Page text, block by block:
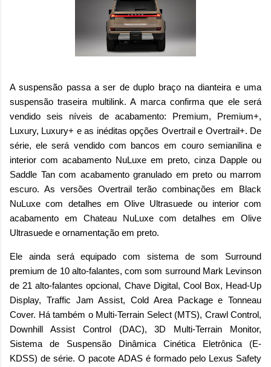
A suspensão passa a ser de duplo braço na dianteira e uma
suspensão traseira multilink. A marca confirma que ele será
vendido seis níveis de acabamento: Premium, Premium+,
Luxury, Luxury+ e as inéditas opções Overtrail e Overtrail+. De
série, ele será vendido com bancos em couro semianilina e
interior com acabamento NuLuxe em preto, cinza Dapple ou
Saddle Tan com acabamento granulado em preto ou marrom
escuro. As versões Overtrail terão combinações em Black
NuLuxe com detalhes em Olive Ultrasuede ou interior com
acabamento em Chateau NuLuxe com detalhes em Olive
Ultrasuede e ornamentação em preto.
Ele ainda será equipado com sistema de som Surround
premium de 10 alto-falantes, com som surround Mark Levinson
de 21 alto-falantes opcional, Chave Digital, Cool Box, Head-Up
Display, Traffic Jam Assist, Cold Area Package e Tonneau
Cover. Há também o Multi-Terrain Select (MTS), Crawl Control,
Downhill Assist Control (DAC), 3D Multi-Terrain Monitor,
Sistema de Suspensão Dinâmica Cinética Eletrônica (E-
KDSS) de série. O pacote ADAS é formado pelo Lexus Safety